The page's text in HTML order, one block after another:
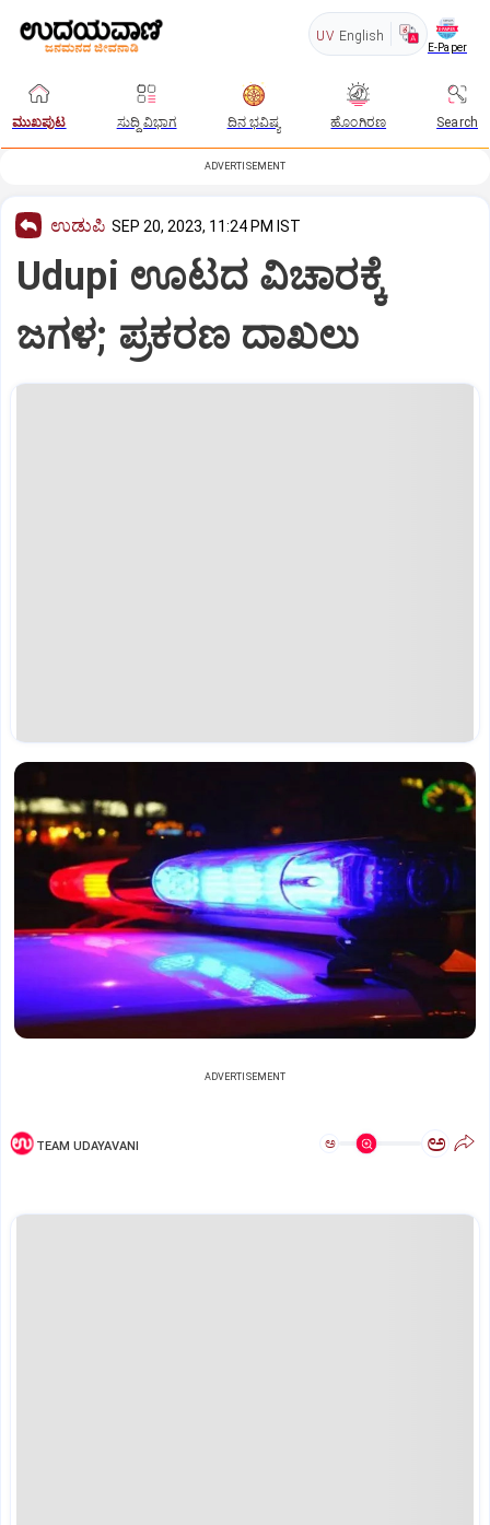
UV English
E-Paper
ಮುಖಪುಟ ಸುದ್ದಿ ವಿಭಾಗ ದಿನ ಭವಿಷ್ಯ ಹೊಂಗಿರಣ Search
ADVERTISEMENT
ಉಡುಪಿ SEP 20, 2023, 11:24 PM IST
Udupi ಊಟದ ವಿಚಾರಕ್ಕೆ
ಜಗಳ; ಪ್ರಕರಣ ದಾಖಲು
ADVERTISEMENT
TEAM UDAYAVANI ಅ ಅ